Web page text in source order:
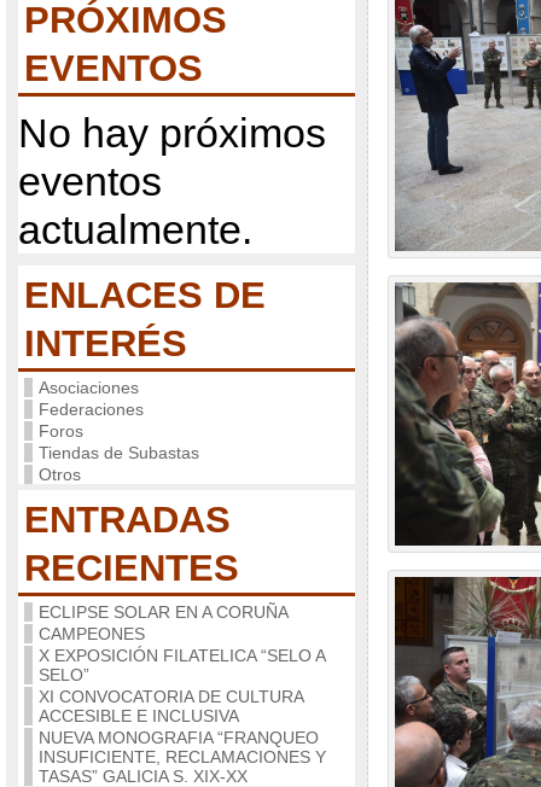
PRÓXIMOS
EVENTOS
No hay próximos
eventos
actualmente.
ENLACES DE
INTERÉS
Asociaciones
Federaciones
Foros
Tiendas de Subastas
Otros
ENTRADAS
RECIENTES
ECLIPSE SOLAR EN A CORUÑA
CAMPEONES
X EXPOSICIÓN FILATELICA “SELO A
SELO”
XI CONVOCATORIA DE CULTURA
ACCESIBLE E INCLUSIVA
NUEVA MONOGRAFIA “FRANQUEO
INSUFICIENTE, RECLAMACIONES Y
TASAS” GALICIA S. XIX-XX